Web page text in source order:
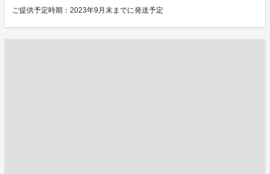
ご提供予定時期：2023年9月末までに発送予定